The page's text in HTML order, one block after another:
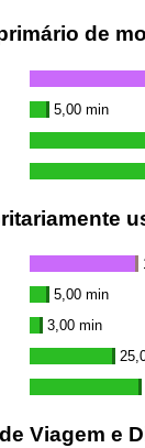
de
5,00 min
5,00 min
3,00 min
Viagem e